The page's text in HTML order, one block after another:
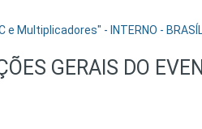
Multiplicadores" - INTERNO -
GERAIS DO